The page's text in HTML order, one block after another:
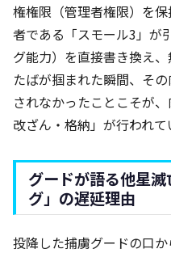
権権限（管理者権限）を
者である「スモール3」が
グ能力）を直接書き換え
たばが掴まれた瞬間、そ
されなかったことこそが
改ざん・格納」が行われて
グードが語る他星
グ」の遅延理由
投降した捕虜グードの口